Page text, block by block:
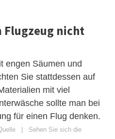
Flugzeug nicht
engen Säumen und
Sie stattdessen auf
mit viel
sollte man bei
für einen Flug denken.
| Sehen Sie sich die